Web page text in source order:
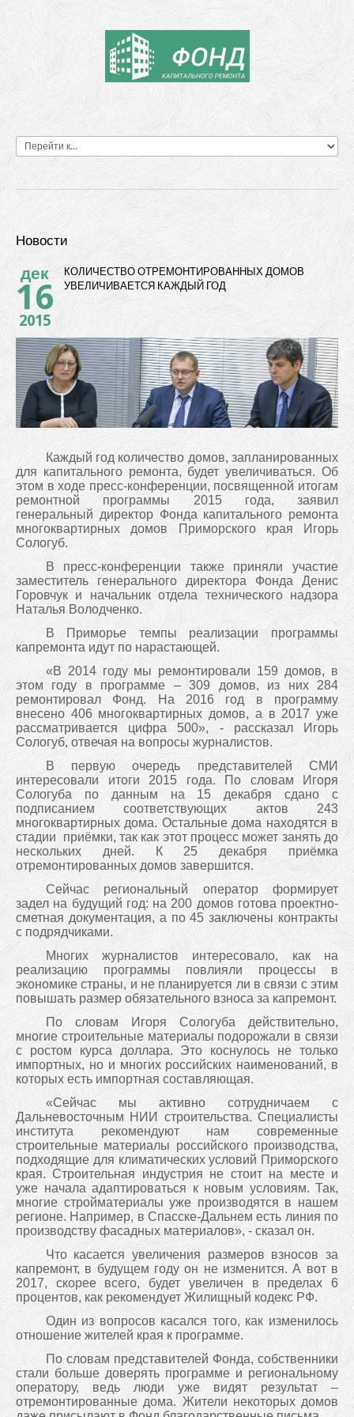
Новости
дек
16
2015
КОЛИЧЕСТВО ОТРЕМОНТИРОВАННЫХ ДОМОВ
УВЕЛИЧИВАЕТСЯ КАЖДЫЙ ГОД
Каждый год количество домов, запланированных
для капитального ремонта, будет увеличиваться. Об
этом в ходе пресс-конференции, посвященной итогам
ремонтной программы 2015 года, заявил
генеральный директор Фонда капитального ремонта
многоквартирных домов Приморского края Игорь
Сологуб.
В пресс-конференции также приняли участие
заместитель генерального директора Фонда Денис
Горовчук и начальник отдела технического надзора
Наталья Володченко.
В Приморье темпы реализации программы
капремонта идут по нарастающей.
«В 2014 году мы ремонтировали 159 домов, в
этом году в программе – 309 домов, из них 284
ремонтировал Фонд. На 2016 год в программу
внесено 406 многоквартирных домов, а в 2017 уже
рассматривается цифра 500», - рассказал Игорь
Сологуб, отвечая на вопросы журналистов.
В первую очередь представителей СМИ
интересовали итоги 2015 года. По словам Игоря
Сологуба по данным на 15 декабря сдано с
подписанием соответствующих актов 243
многоквартирных дома. Остальные дома находятся в
стадии приёмки, так как этот процесс может занять до
нескольких дней. К 25 декабря приёмка
отремонтированных домов завершится.
Сейчас региональный оператор формирует
задел на будущий год: на 200 домов готова проектно-
сметная документация, а по 45 заключены контракты
с подрядчиками.
Многих журналистов интересовало, как на
реализацию программы повлияли процессы в
экономике страны, и не планируется ли в связи с этим
повышать размер обязательного взноса за капремонт.
По словам Игоря Сологуба действительно,
многие строительные материалы подорожали в связи
с ростом курса доллара. Это коснулось не только
импортных, но и многих российских наименований, в
которых есть импортная составляющая.
«Сейчас мы активно сотрудничаем с
Дальневосточным НИИ строительства. Специалисты
института рекомендуют нам современные
строительные материалы российского производства,
подходящие для климатических условий Приморского
края. Строительная индустрия не стоит на месте и
уже начала адаптироваться к новым условиям. Так,
многие стройматериалы уже производятся в нашем
регионе. Например, в Спасске-Дальнем есть линия по
производству фасадных материалов», - сказал он.
Что касается увеличения размеров взносов за
капремонт, в будущем году он не изменится. А вот в
2017, скорее всего, будет увеличен в пределах 6
процентов, как рекомендует Жилищный кодекс РФ.
Один из вопросов касался того, как изменилось
отношение жителей края к программе.
По словам представителей Фонда, собственники
стали больше доверять программе и региональному
оператору, ведь люди уже видят результат –
отремонтированные дома. Жители некоторых домов